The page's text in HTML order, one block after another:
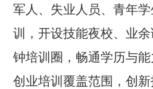
军人、失业人员、青年
训，开设技能夜校、业
钟培训圈，畅通学历与
创业培训覆盖范围，创新